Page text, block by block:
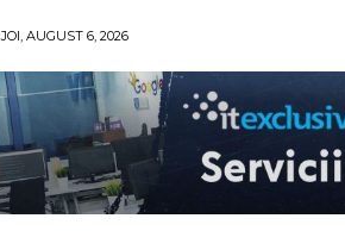
JOI, AUGUST 6, 2026